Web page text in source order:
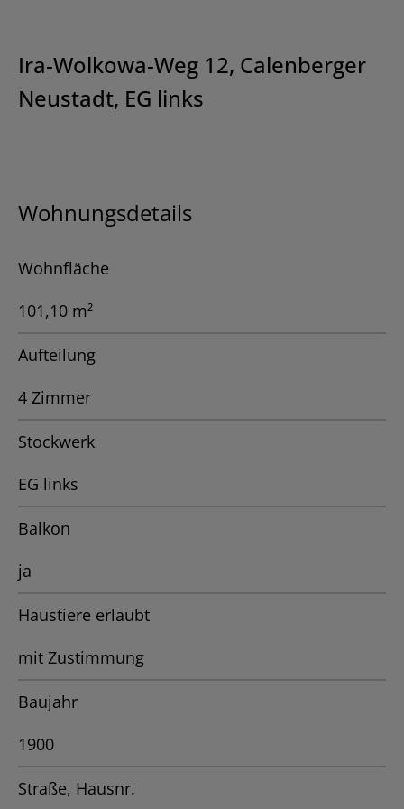
Ira-Wolkowa-Weg 12, Calenberger
Neustadt, EG links
Wohnungsdetails
Wohnfläche
101,10 m²
Aufteilung
4 Zimmer
Stockwerk
EG links
Balkon
ja
Haustiere erlaubt
mit Zustimmung
Baujahr
1900
Straße, Hausnr.